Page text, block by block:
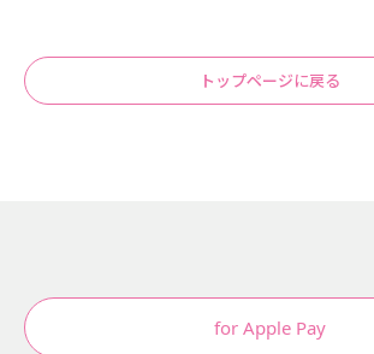
トップページに戻る
for Apple Pay